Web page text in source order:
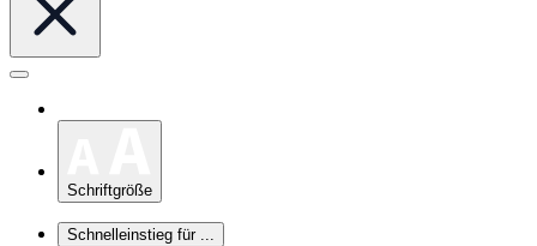
Schriftgröße
Schnelleinstieg für ...